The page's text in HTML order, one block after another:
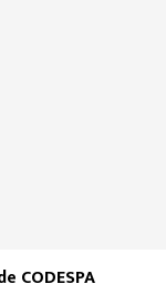
CODESPA